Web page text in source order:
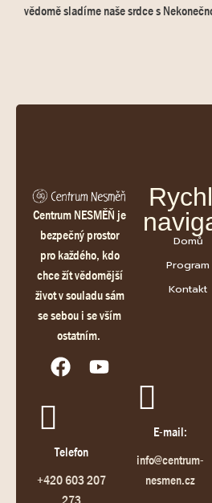
vědomě sladíme naše srdce s
Centrum NESMĚŇ je
bezpečný prostor
pro každého, kdo
chce žít vědomější
život v souladu sám
se sebou i se vším
ostatním.
Domů
Program
Kontakt
Telefon
+420 603 207
E-mail:
info@centrum-
nesmen.cz